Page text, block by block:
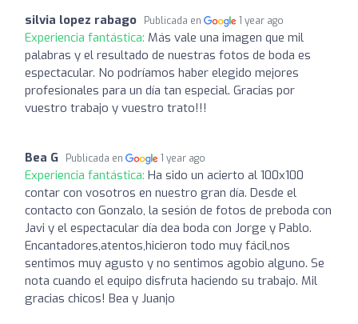
silvia lopez rabago Publicada en 1 year ago
Experiencia fantástica: Más vale una imagen que mil
palabras y el resultado de nuestras fotos de boda es
espectacular. No podríamos haber elegido mejores
profesionales para un día tan especial. Gracias por
vuestro trabajo y vuestro trato!!!
Bea G Publicada en 1 year ago
Experiencia fantástica: Ha sido un acierto al 100x100
contar con vosotros en nuestro gran día. Desde el
contacto con Gonzalo, la sesión de fotos de preboda con
Javi y el espectacular día dea boda con Jorge y Pablo.
Encantadores,atentos,hicieron todo muy fácil,nos
sentimos muy agusto y no sentimos agobio alguno. Se
nota cuando el equipo disfruta haciendo su trabajo. Mil
gracias chicos! Bea y Juanjo